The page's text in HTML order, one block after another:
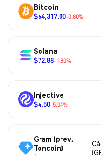
Bitcoin
$64,317.00-0.80%
Solana
$72.88-1.80%
Injective
$4.50-5.04%
Gram (prev.
Toncoin)